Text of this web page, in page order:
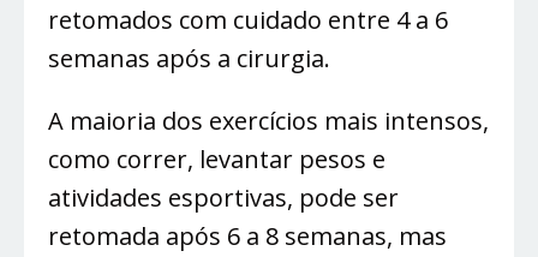
retomados com cuidado entre 4 a 6
semanas após a cirurgia.
A maioria dos exercícios mais intensos,
como correr, levantar pesos e
atividades esportivas, pode ser
retomada após 6 a 8 semanas, mas